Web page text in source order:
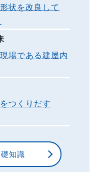
状を改良して
場である建屋内
つくりだす
知識